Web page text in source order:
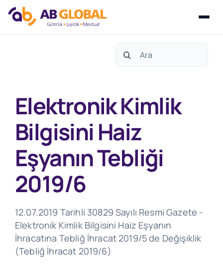
Search
Elektronik Kimlik
Bilgisini Haiz
Eşyanın Tebliği
2019/6
12.07.2019 Tarihli 30829 Sayılı Resmi Gazete -
Elektronik Kimlik Bilgisini Haiz Eşyanın
İhracatına Tebliğ İhracat 2019/5 de Değişiklik
(Tebliğ İhracat 2019/6)